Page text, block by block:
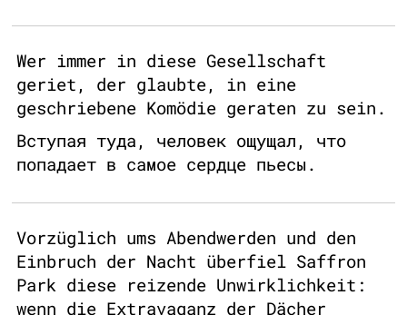
Wer immer in diese Gesellschaft
geriet, der glaubte, in eine
geschriebene Komödie geraten zu sein.
Вступая туда, человек ощущал, что
попадает в самое сердце пьесы.
Vorzüglich ums Abendwerden und den
Einbruch der Nacht überfiel Saffron
Park diese reizende Unwirklichkeit:
wenn die Extravaganz der Dächer